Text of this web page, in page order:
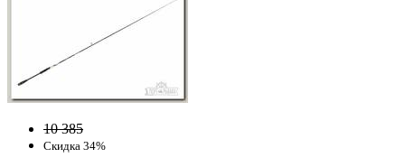
10 385
Скидка 34%